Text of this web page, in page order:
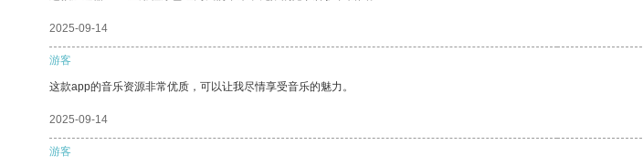
2025-09-14
游客
这款app的音乐资源非常优质，可以让我尽情享受音乐的魅力。
2025-09-14
游客